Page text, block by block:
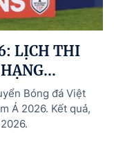
LỊCH THI
Bóng đá Việt
Á 2026. Kết quả,